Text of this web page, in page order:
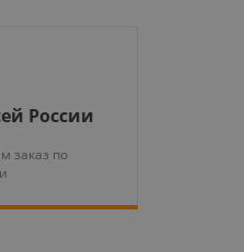
России
заказ по